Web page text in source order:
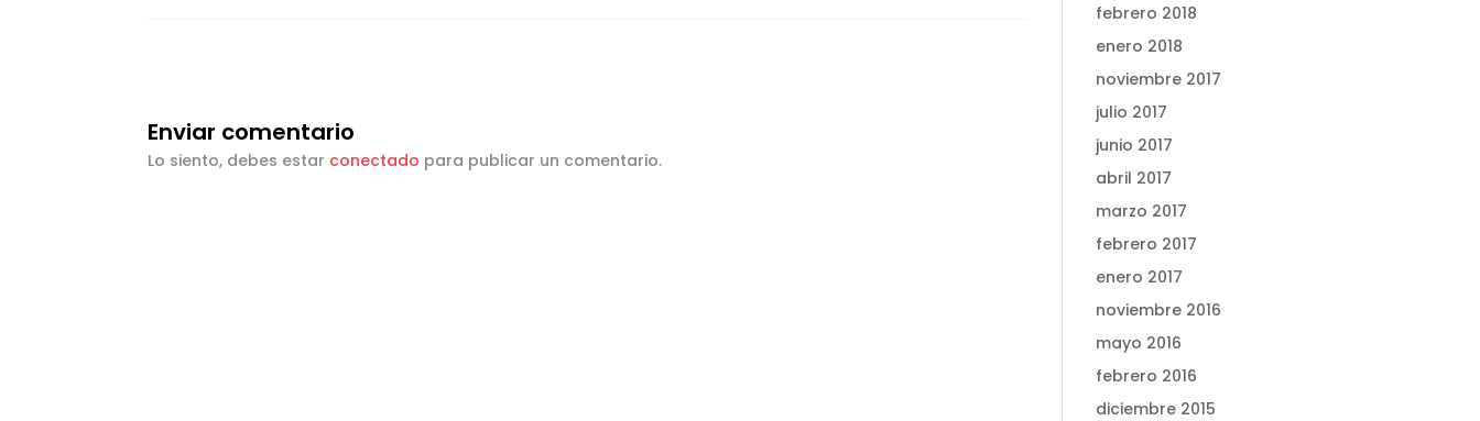
Enviar comentario
Lo siento, debes estar conectado para publicar un comentario.
febrero 2018
enero 2018
noviembre 2017
julio 2017
junio 2017
abril 2017
marzo 2017
febrero 2017
enero 2017
noviembre 2016
mayo 2016
febrero 2016
diciembre 2015